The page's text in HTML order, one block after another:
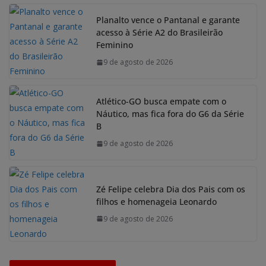
Planalto vence o Pantanal e garante
acesso à Série A2 do Brasileirão
Feminino
9 de agosto de 2026
Atlético-GO busca empate com o
Náutico, mas fica fora do G6 da Série
B
9 de agosto de 2026
Zé Felipe celebra Dia dos Pais com os
filhos e homenageia Leonardo
9 de agosto de 2026